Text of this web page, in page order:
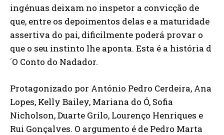
ingénuas deixam no inspetor a convicção de
que, entre os depoimentos delas e a maturidade
assertiva do pai, dificilmente poderá provar o
que o seu instinto lhe aponta. Esta é a história d
´O Conto do Nadador.
Protagonizado por António Pedro Cerdeira, Ana
Lopes, Kelly Bailey, Mariana do Ó, Sofia
Nicholson, Duarte Grilo, Lourenço Henriques e
Rui Gonçalves. O argumento é de Pedro Marta